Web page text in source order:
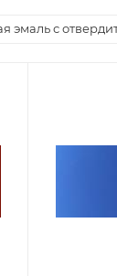
эмаль с